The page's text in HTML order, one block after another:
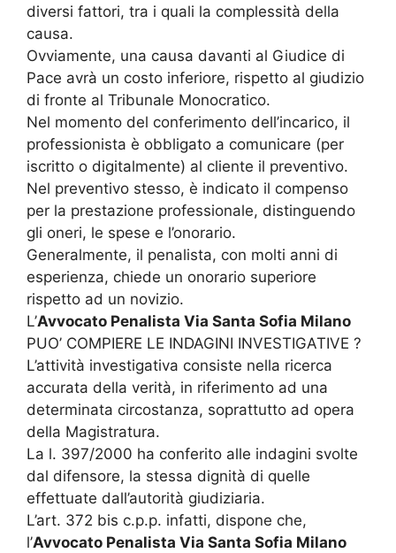
diversi fattori, tra i quali la complessità della
causa.
Ovviamente, una causa davanti al Giudice di
Pace avrà un costo inferiore, rispetto al giudizio
di fronte al Tribunale Monocratico.
Nel momento del conferimento dell’incarico, il
professionista è obbligato a comunicare (per
iscritto o digitalmente) al cliente il preventivo.
Nel preventivo stesso, è indicato il compenso
per la prestazione professionale, distinguendo
gli oneri, le spese e l’onorario.
Generalmente, il penalista, con molti anni di
esperienza, chiede un onorario superiore
rispetto ad un novizio.
L’Avvocato Penalista Via Santa Sofia Milano
PUO’ COMPIERE LE INDAGINI INVESTIGATIVE ?
L’attività investigativa consiste nella ricerca
accurata della verità, in riferimento ad una
determinata circostanza, soprattutto ad opera
della Magistratura.
La l. 397/2000 ha conferito alle indagini svolte
dal difensore, la stessa dignità di quelle
effettuate dall’autorità giudiziaria.
L’art. 372 bis c.p.p. infatti, dispone che,
l’Avvocato Penalista Via Santa Sofia Milano